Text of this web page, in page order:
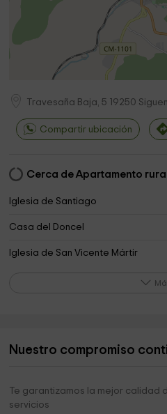
Travesaña Baja, 5 19250
Compartir ubicación
Cerca de Apartamento
Iglesia de Santiago
Casa del Doncel
Iglesia de San Vicente Mártir
Siguenza Catedral Basilica
Salón parroquial de Santa María
Nuestro compromiso
Te garantizamos la mejor calidad
servicios